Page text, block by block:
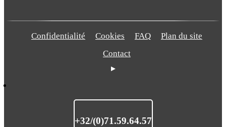
Confidentialité Cookies FAQ
Plan du site
Contact
+32/(0)71.59.64.57